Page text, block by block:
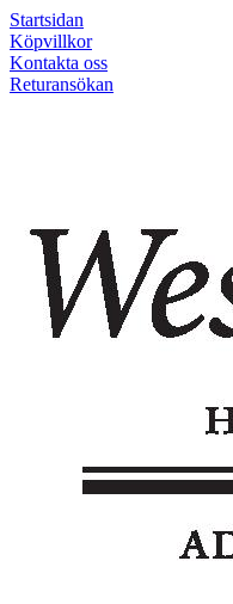
Startsidan
Köpvillkor
Kontakta oss
Returansökan